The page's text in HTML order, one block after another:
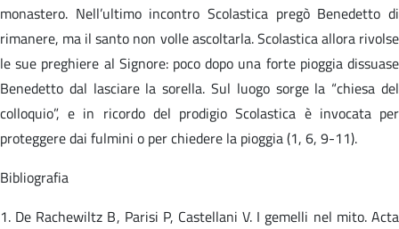
monastero. Nell’ultimo incontro Scolastica pregò Benedetto di
rimanere, ma il santo non volle ascoltarla. Scolastica allora rivolse
le sue preghiere al Signore: poco dopo una forte pioggia dissuase
Benedetto dal lasciare la sorella. Sul luogo sorge la “chiesa del
colloquio”, e in ricordo del prodigio Scolastica è invocata per
proteggere dai fulmini o per chiedere la pioggia (1, 6, 9-11).
Bibliografia
1. De Rachewiltz B, Parisi P, Castellani V. I gemelli nel mito. Acta